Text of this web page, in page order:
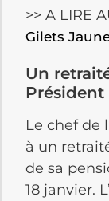
>> A LIRE
Gilets
Un
Président
Le chef de
à un
de sa
18 janvier.